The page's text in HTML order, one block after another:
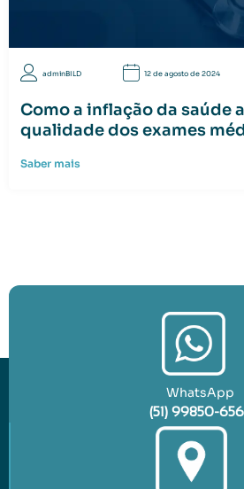
adminBILD 12 de agosto de 2024
Como a inflação da saúde
qualidade dos exames
Saber mais
WhatsApp
(51) 99850-